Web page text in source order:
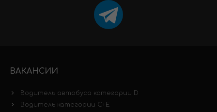
ВАКАНСИИ
Водитель автобуса категории D
Водитель категории C+E